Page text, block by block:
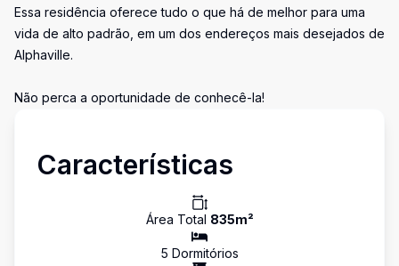
Essa residência oferece tudo o que há de melhor para uma
vida de alto padrão, em um dos endereços mais desejados de
Alphaville.
Não perca a oportunidade de conhecê-la!
Características
Área Total 835m²
5 Dormitórios